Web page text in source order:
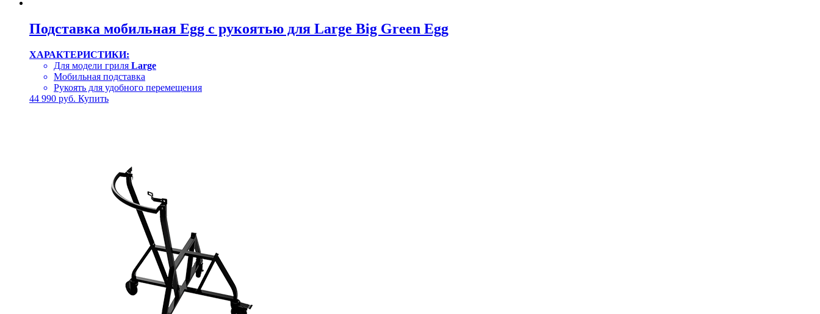
Подставка мобильная Egg с рукоятью для Large Big Green Egg
ХАРАКТЕРИСТИКИ:
Для модели гриля Large
Мобильная подставка
Рукоять для удобного перемещения
44 990 руб. Купить